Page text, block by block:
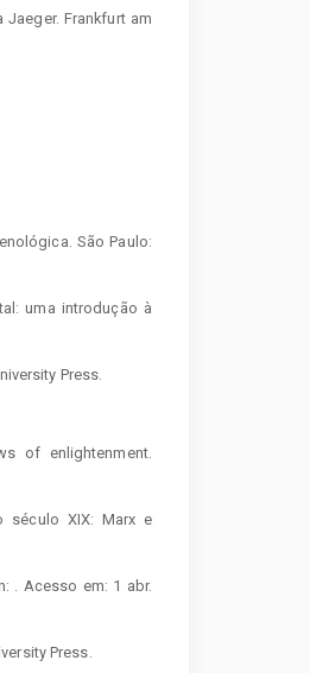
Jaeger. Frankfurt am
São Paulo:
uma introdução à
Press.
of enlightenment.
século XIX: Marx e
. Acesso em: 1 abr.
Press.